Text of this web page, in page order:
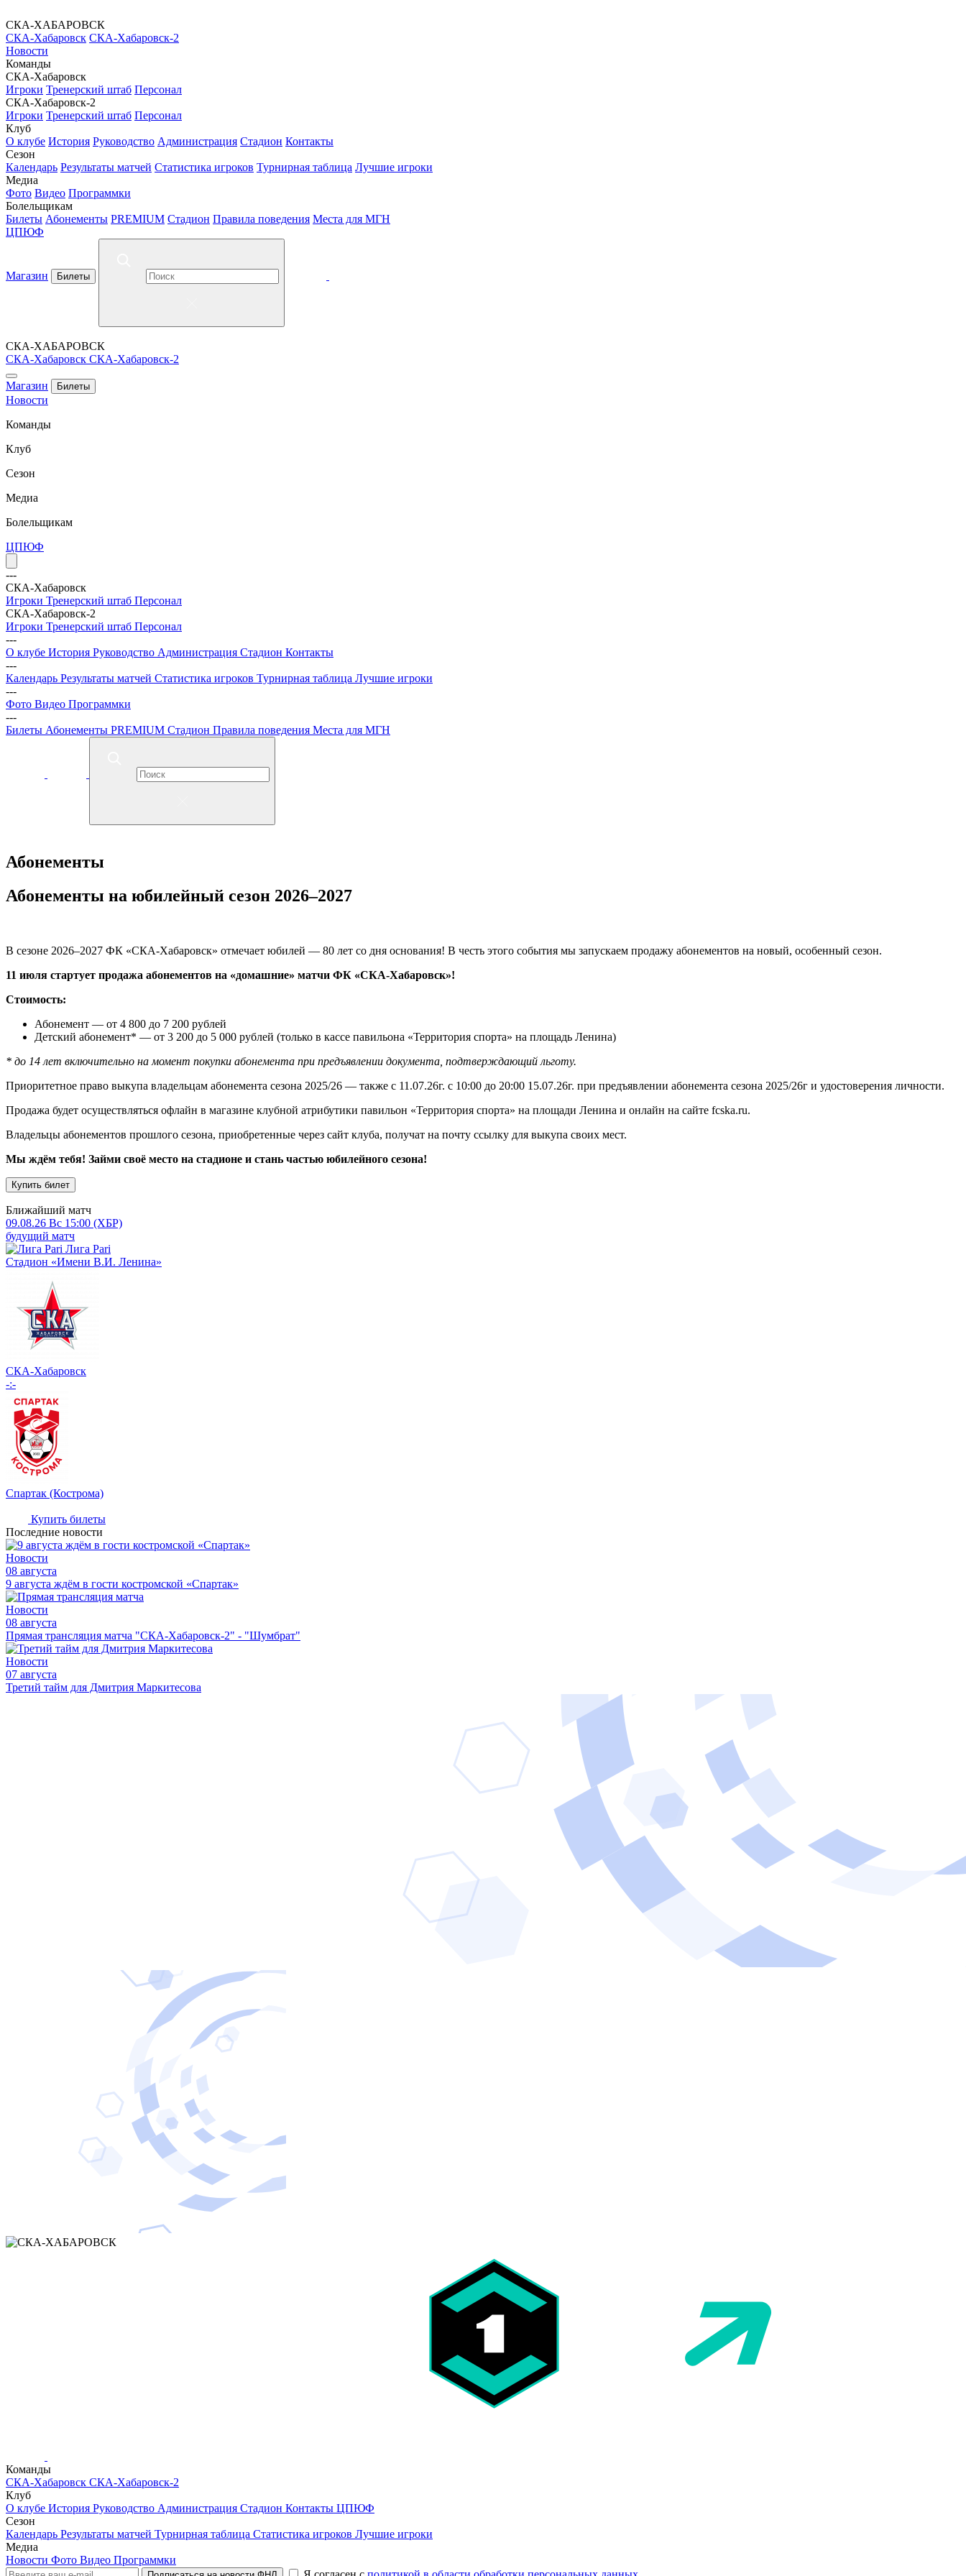
СКА-ХАБАРОВСК
СКА-Хабаровск СКА-Хабаровск-2
Новости
Команды
СКА-Хабаровск
Игроки Тренерский штаб Персонал
СКА-Хабаровск-2
Игроки Тренерский штаб Персонал
Клуб
О клубе История Руководство Администрация Стадион Контакты
Сезон
Календарь Результаты матчей Статистика игроков Турнирная таблица Лучшие игроки
Медиа
Фото Видео Программки
Болельщикам
Билеты Абонементы PREMIUM Стадион Правила поведения Места для МГН
ЦПЮФ
Магазин Билеты
СКА-ХАБАРОВСК
СКА-Хабаровск СКА-Хабаровск-2
Магазин Билеты
Новости
Команды
Клуб
Сезон
Медиа
Болельщикам
ЦПЮФ
---
СКА-Хабаровск
Игроки Тренерский штаб Персонал
СКА-Хабаровск-2
Игроки Тренерский штаб Персонал
---
О клубе История Руководство Администрация Стадион Контакты
---
Календарь Результаты матчей Статистика игроков Турнирная таблица Лучшие игроки
---
Фото Видео Программки
---
Билеты Абонементы PREMIUM Стадион Правила поведения Места для МГН
Абонементы
Абонементы на юбилейный сезон 2026–2027
В сезоне 2026–2027 ФК «СКА-Хабаровск» отмечает юбилей — 80 лет со дня основания! В честь этого события мы запускаем продажу абонементов на новый, особенный сезон.
11 июля стартует продажа абонементов на «домашние» матчи ФК «СКА-Хабаровск»!
Стоимость:
Абонемент — от 4 800 до 7 200 рублей
Детский абонемент* — от 3 200 до 5 000 рублей (только в кассе павильона «Территория спорта» на площадь Ленина)
* до 14 лет включительно на момент покупки абонемента при предъявлении документа, подтверждающий льготу.
Приоритетное право выкупа владельцам абонемента сезона 2025/26 — также с 11.07.26г. с 10:00 до 20:00 15.07.26г. при предъявлении абонемента сезона 2025/26г и удостоверения личности.
Продажа будет осуществляться офлайн в магазине клубной атрибутики павильон «Территория спорта» на площади Ленина и онлайн на сайте fcska.ru.
Владельцы абонементов прошлого сезона, приобретенные через сайт клуба, получат на почту ссылку для выкупа своих мест.
Мы ждём тебя! Займи своё место на стадионе и стань частью юбилейного сезона!
Купить билет
Ближайший матч
09.08.26 Вс 15:00 (ХБР)
будущий матч
Лига Pari
Стадион «Имени В.И. Ленина»
СКА-Хабаровск
-:-
Спартак (Кострома)
Купить билеты
Последние новости
Новости
08 августа
9 августа ждём в гости костромской «Спартак»
Новости
08 августа
Прямая трансляция матча "СКА-Хабаровск-2" - "Шумбрат"
Новости
07 августа
Третий тайм для Дмитрия Маркитесова
Команды
СКА-Хабаровск СКА-Хабаровск-2
Клуб
О клубе История Руководство Администрация Стадион Контакты ЦПЮФ
Сезон
Календарь Результаты матчей Турнирная таблица Статистика игроков Лучшие игроки
Медиа
Новости Фото Видео Программки